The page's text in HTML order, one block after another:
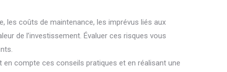
les coûts de maintenance, les imprévus liés aux
de l’investissement. Évaluer ces risques vous
en compte ces conseils pratiques et en réalisant une